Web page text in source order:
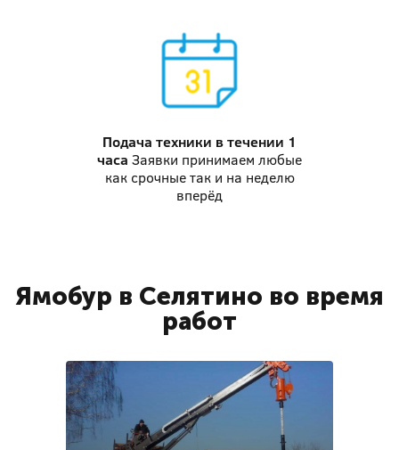
Подача техники в течении 1
часа Заявки принимаем любые
как срочные так и на неделю
вперёд
Ямобур в Селятино во время
работ